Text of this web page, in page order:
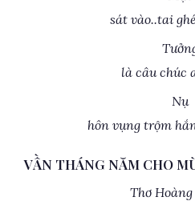
sát vào..tai
là câu chúc
Nụ
hôn vụng trộm
VẦN THÁNG NĂM CHO
Thơ